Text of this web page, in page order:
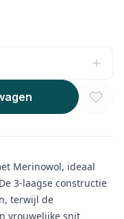
Merinowol, ideaal
3-laagse constructie
terwijl de
vrouwelijke snit